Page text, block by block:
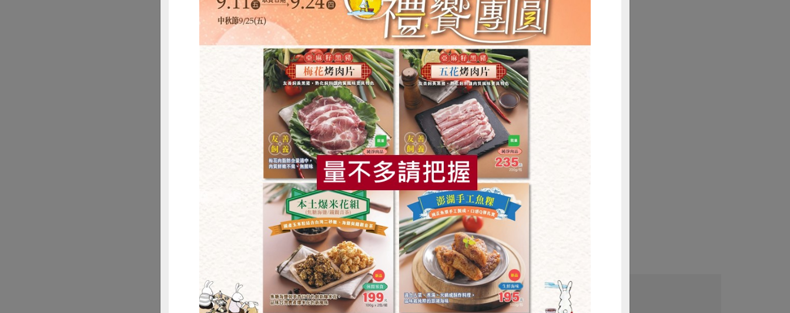
《延伸閱讀》
走進站所，有感參與共同經營
原刊載單元：合作脈動
原文刊登於 2020年09月199期
手工撈泡加燜煮 茶月只做好豆腐
惜食 RPET 食譜 減硝酸鹽 雞蛋 食安 共同購買